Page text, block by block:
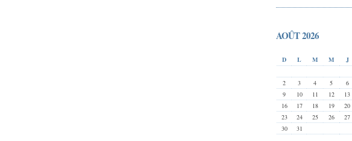
AOÛT 2026
D L M M J
2
3 4 5 6
9
10 11 12 13
16
17 18 19 20
23
24 25 26 27
30
31